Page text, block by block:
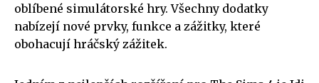
oblíbené simulátorské hry. Všechny dodatky
nabízejí nové prvky, funkce a zážitky, které
obohacují hráčský zážitek.